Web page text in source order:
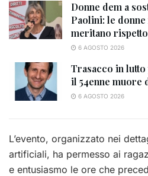
Donne dem a
Paolini: le
meritano rispetto
6 AGOSTO 2026
Trasacco in
il 54enne muore
6 AGOSTO 2026
L’evento, organizzato nei
artificiali, ha permesso ai
e entusiasmo le ore che